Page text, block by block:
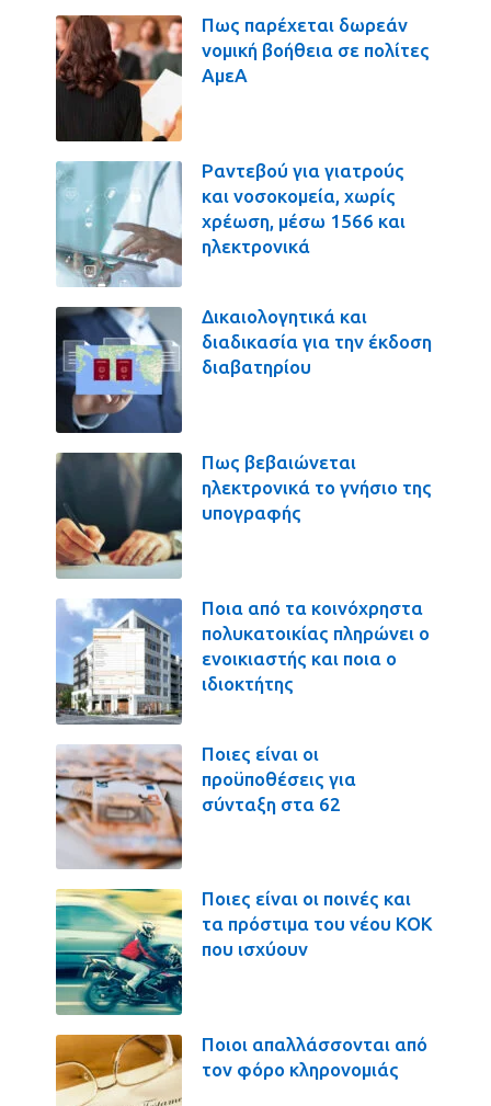
Πως παρέχεται δωρεάν
νομική βοήθεια σε πολίτες
ΑμεΑ
Ραντεβού για γιατρούς
και νοσοκομεία, χωρίς
χρέωση, μέσω 1566 και
ηλεκτρονικά
Δικαιολογητικά και
διαδικασία για την έκδοση
διαβατηρίου
Πως βεβαιώνεται
ηλεκτρονικά το γνήσιο της
υπογραφής
Ποια από τα κοινόχρηστα
πολυκατοικίας πληρώνει ο
ενοικιαστής και ποια ο
ιδιοκτήτης
Ποιες είναι οι
προϋποθέσεις για
σύνταξη στα 62
Ποιες είναι οι ποινές και
τα πρόστιμα του νέου ΚΟΚ
που ισχύουν
Ποιοι απαλλάσσονται από
τον φόρο κληρονομιάς